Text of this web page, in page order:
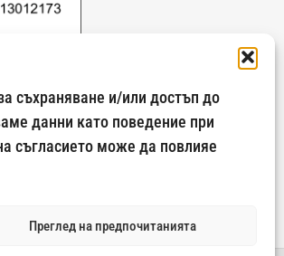
съхраняване и/или достъп до
данни като поведение при
съгласието може да повлияе
Преглед на предпочитанията